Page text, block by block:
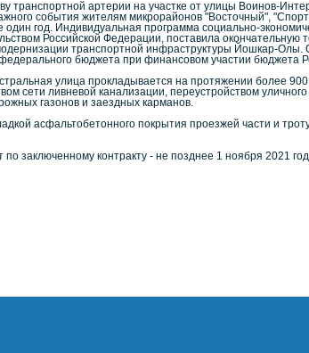
транспортной артерии на участке от улицы Воинов-
события жителям микрорайонов "Восточный",
год. Индивидуальная программа социально-
Российской Федерации, поставила окончательную
транспортной инфраструктуры Йошкар-Олы.
бюджета при финансовом участии бюджета
улица прокладывается на протяжении более
сети ливневой канализации, переустройством
газонов и заездных карманов.
асфальтобетонного покрытия проезжей части и
заключенному контракту - не позднее 1 ноября 2021